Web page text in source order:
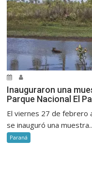
Inauguraron una
Parque Nacional El
El viernes 27 de febrero
se inauguró una
Paraná